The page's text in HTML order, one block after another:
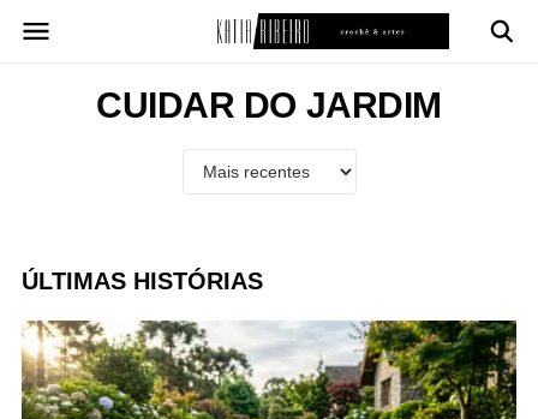
para
CUIDAR DO JARDIM
ÚLTIMAS HISTÓRIAS